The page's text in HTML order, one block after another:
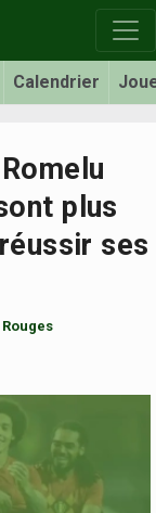
Calendrier
plus
ses